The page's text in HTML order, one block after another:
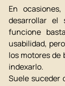
En
desarrollar el
funcione
usabilidad,
los motores de
indexarlo.
Suele suceder